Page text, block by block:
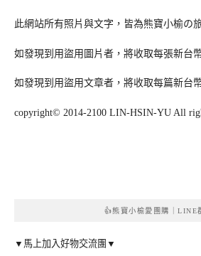
此網站所有照片與文字，皆為熊寶小榆の
如發現到用盜用圖片者，將收取每張新台
如發現到用盜用文章者，將收取每篇新台
copyright© 2014-2100 LIN-HSIN-YU All
👍熊寶小榆愛團購｜LINE
▼馬上加入好物交流團▼